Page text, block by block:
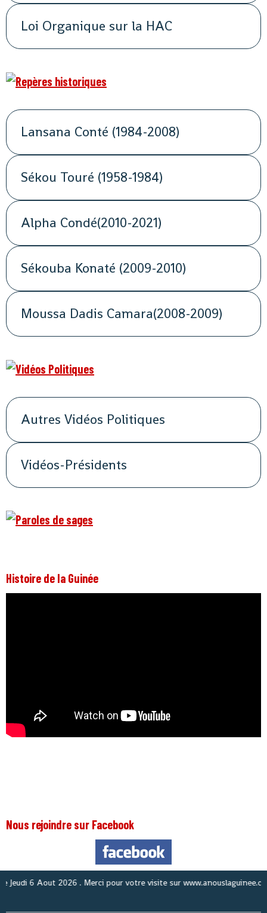
Loi Organique sur la HAC
Lansana Conté (1984-2008)
Sékou Touré (1958-1984)
Alpha Condé(2010-2021)
Sékouba Konaté (2009-2010)
Moussa Dadis Camara(2008-2009)
Autres Vidéos Politiques
Vidéos-Présidents
Histoire de la Guinée
Nous rejoindre sur Facebook
6 Aout 2026 . Merci pour votre visite sur www.anouslaguinee.com